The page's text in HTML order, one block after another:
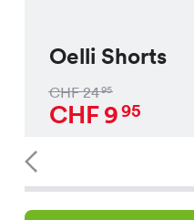
Oelli Shorts
CHF2495
CHF995